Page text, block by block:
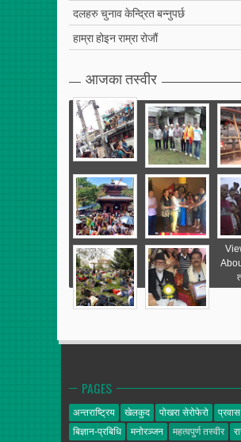
दलहरु चुनाव केन्द्रित बन्नुपर्छ
हाम्रा होइन राम्रा रोजौं
आजका तस्वीर
PAGES
अन्तराष्ट्रिय खेलकुद पोखरा सेरोफेरो
प्रवास
बिज्ञान-प्रबिधि
मनोरञ्जन महत्वपुर्ण तस्वीर